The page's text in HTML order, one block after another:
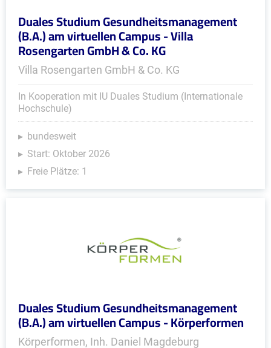
Duales Studium Gesundheitsmanagement
(B.A.) am virtuellen Campus - Villa
Rosengarten GmbH & Co. KG
Villa Rosengarten GmbH & Co. KG
In Kooperation mit IU Duales Studium (Internationale
Hochschule)
bundesweit
Start: Oktober 2026
Freie Plätze: 1
Duales Studium Gesundheitsmanagement
(B.A.) am virtuellen Campus - Körperformen
Körperformen, Inh. Daniel Magdeburg